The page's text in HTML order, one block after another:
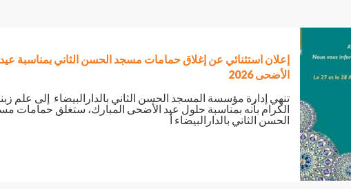
إعلان استثنائي عن إغلاق حمامات مسجد الحسن الثاني بمناسبة عيد
الأضحى 2026
تنهي إدارة مؤسسة المسجد الحسن الثاني بالدارالبيضاء إلى علم
الكرام بأنه بمناسبة حلول عيد الأضحى المبارك، ستغلق حمامات
الحسن الثاني بالدارالبيضاء أ